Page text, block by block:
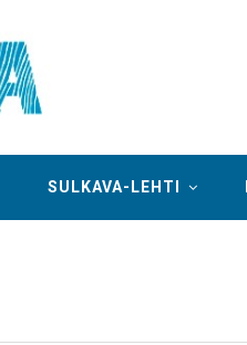
SULKAVA-LEHTI